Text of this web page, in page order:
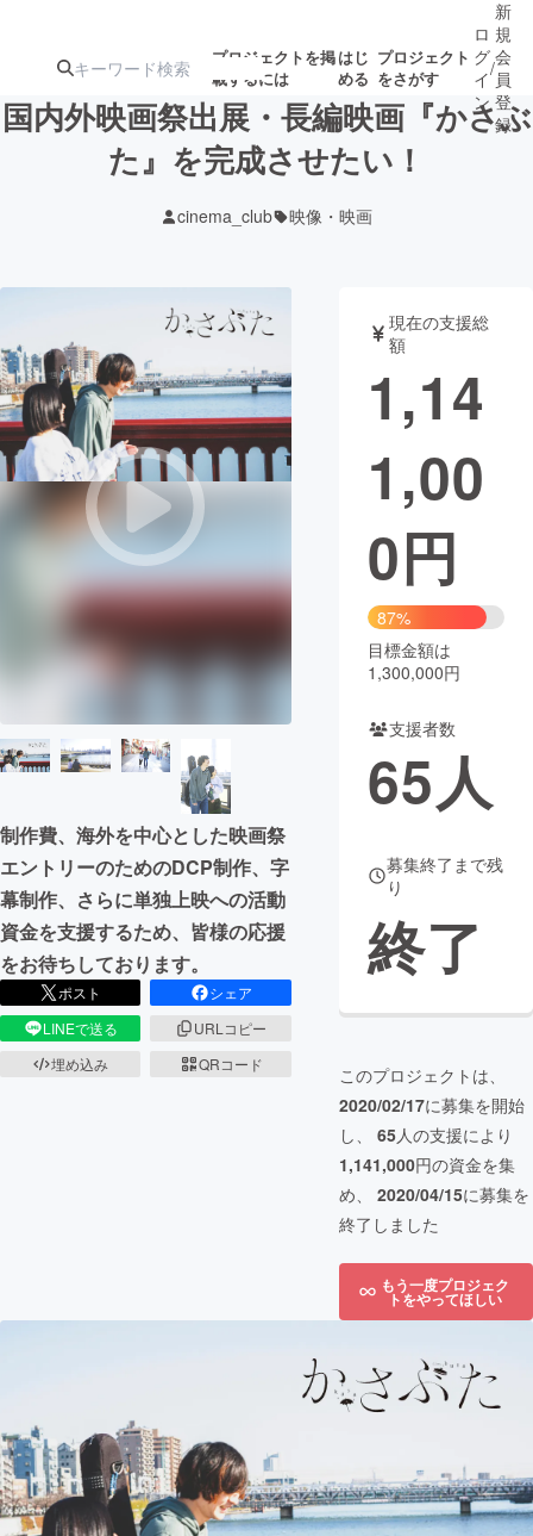
プロジェクトを掲
載するには
はじ
める
プロジェクト
をさがす
ジェクト
募集終了が近いプ
ロジェクト
アート・写真 音楽
テクノロジー・ガジェット ゲーム・サ
映像・映画
ビジネス・起業
まちづくり・地域活性化
CAMPFIRE for Social Good CAMPFIRE Creation
CAMPFIREふるさと納税
コミュニティ
ロ
グ
イ
ン
/
新
規
会
員
登
録
国内外映画祭出展・長編映画『かさぶ
た』を完成させたい！
cinema_club 映像・映画
制作費、海外を中心とした映画祭
エントリーのためのDCP制作、字
幕制作、さらに単独上映への活動
資金を支援するため、皆様の応援
をお待ちしております。
ポスト
シェア
LINEで送る
URLコピー
埋め込み
QRコード
現在の支援総
額
1,14
1,00
0円
87%
目標金額は
1,300,000円
支援者数
65人
募集終了まで残
り
終了
このプロジェクトは、
2020/02/17に募集を開始
し、 65人の支援により
1,141,000円の資金を集
め、 2020/04/15に募集を
終了しました
もう一度プロジェク
トをやってほしい